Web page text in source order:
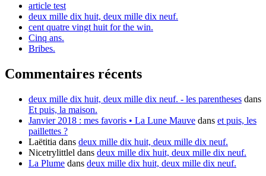
article test
deux mille dix huit, deux mille dix neuf.
cent quatre vingt huit for the win.
Cinq ans.
Bribes.
Commentaires récents
deux mille dix huit, deux mille dix neuf. - les parentheses dans
Et puis, la maison.
Janvier 2018 : mes favoris • La Lune Mauve dans et puis, les
paillettes ?
Laëtitia dans deux mille dix huit, deux mille dix neuf.
Nicetrylittlel dans deux mille dix huit, deux mille dix neuf.
La Plume dans deux mille dix huit, deux mille dix neuf.